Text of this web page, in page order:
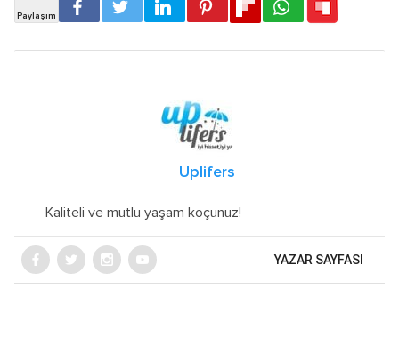
Uplifers
Kaliteli ve mutlu yaşam koçunuz!
YAZAR SAYFASI